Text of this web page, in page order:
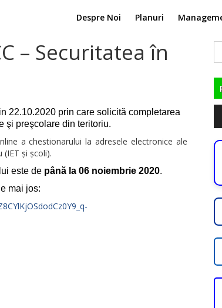
Despre Noi Planuri
– Securitatea în
22.10.2020 prin care solicită completarea
şi preşcolare din teritoriu.
a chestionarului la adresele electronice ale
şi şcoli).
este de până la 06 noiembrie 2020.
mai jos: